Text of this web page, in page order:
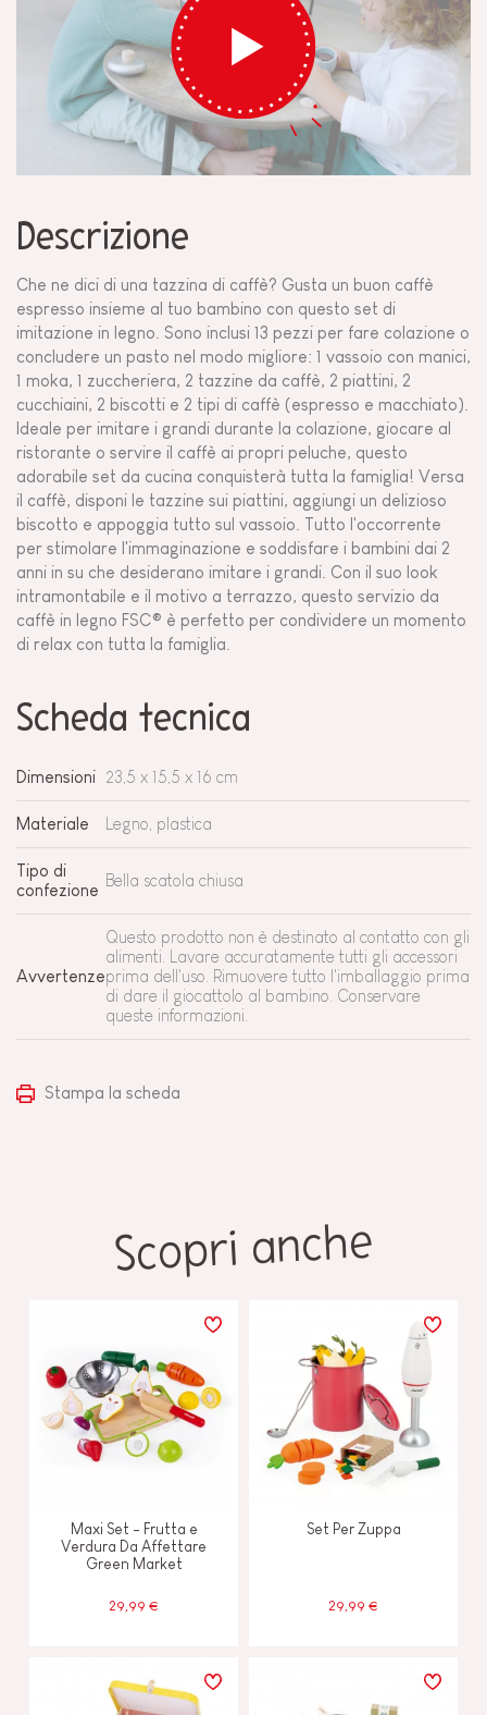
Descrizione
Che ne dici di una tazzina di caffè? Gusta un buon caffè
espresso insieme al tuo bambino con questo set di
imitazione in legno. Sono inclusi 13 pezzi per fare colazione o
concludere un pasto nel modo migliore: 1 vassoio con manici,
1 moka, 1 zuccheriera, 2 tazzine da caffè, 2 piattini, 2
cucchiaini, 2 biscotti e 2 tipi di caffè (espresso e macchiato).
Ideale per imitare i grandi durante la colazione, giocare al
ristorante o servire il caffè ai propri peluche, questo
adorabile set da cucina conquisterà tutta la famiglia! Versa
il caffè, disponi le tazzine sui piattini, aggiungi un delizioso
biscotto e appoggia tutto sul vassoio. Tutto l'occorrente
per stimolare l'immaginazione e soddisfare i bambini dai 2
anni in su che desiderano imitare i grandi. Con il suo look
intramontabile e il motivo a terrazzo, questo servizio da
caffè in legno FSC® è perfetto per condividere un momento
di relax con tutta la famiglia.
Scheda tecnica
Dimensioni 23,5 x 15,5 x 16 cm
Materiale Legno, plastica
Tipo di
confezione
Bella scatola chiusa
Avvertenze
Questo prodotto non è destinato al contatto con gli
alimenti. Lavare accuratamente tutti gli accessori
prima dell'uso. Rimuovere tutto l'imballaggio prima
di dare il giocattolo al bambino. Conservare
queste informazioni.
Stampa la scheda
Scopri anche
Maxi Set - Frutta e
Verdura Da Affettare
Green Market
29,99 €
Set Per Zuppa
29,99 €